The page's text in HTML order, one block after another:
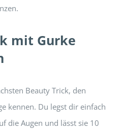
mit Gurke
Beauty Trick, den
kennen. Du legst dir einfach
die Augen und lässt sie 10